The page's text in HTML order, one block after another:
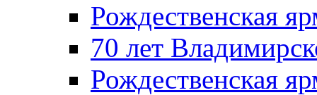
Рождественская
70 лет
Рождественская